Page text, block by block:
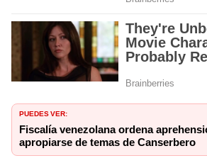
PUEDES VER:
Fiscalía venezolana ordena
apropiarse de temas de Canserbero